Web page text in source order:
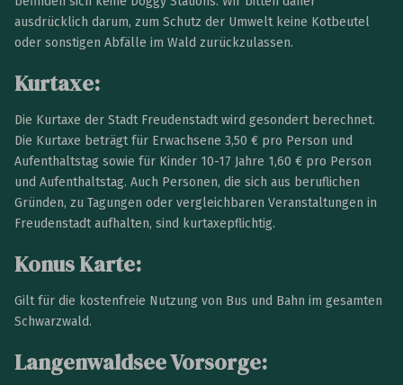
ausdrücklich darum, zum Schutz der Umwelt keine Kotbeutel
oder sonstigen Abfälle im Wald zurückzulassen.
Kurtaxe:
Die Kurtaxe der Stadt Freudenstadt wird gesondert berechnet.
Die Kurtaxe beträgt für Erwachsene 3,50 € pro Person und
Aufenthaltstag sowie für Kinder 10-17 Jahre 1,60 € pro Person
und Aufenthaltstag. Auch Personen, die sich aus beruflichen
Gründen, zu Tagungen oder vergleichbaren Veranstaltungen in
Freudenstadt aufhalten, sind kurtaxepflichtig.
Konus Karte:
Gilt für die kostenfreie Nutzung von Bus und Bahn im gesamten
Schwarzwald.
Langenwaldsee Vorsorge: